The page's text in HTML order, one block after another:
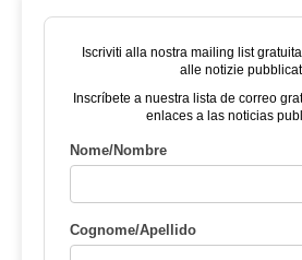
Iscriviti alla nostra mailing list
alle notizie
Inscríbete a nuestra lista de correo
enlaces a las noticias
Nome/Nombre
Cognome/Apellido